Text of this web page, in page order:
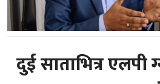
दुई साताभित्र एलपी